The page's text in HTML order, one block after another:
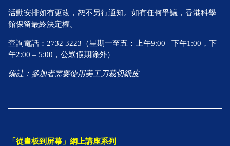
活動安排如有更改，恕不另行通知。如有任何爭議，香港科學
館保留最終決定權。
查詢電話：2732 3223（星期一至五：上午9:00 –下午1:00，下
午2:00 – 5:00，公眾假期除外）
備註：參加者需要使用美工刀裁切紙皮
「從畫板到屏幕」網上講座系列